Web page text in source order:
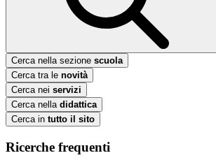
Cerca nella sezione scuola
Cerca tra le novità
Cerca nei servizi
Cerca nella didattica
Cerca in tutto il sito
Ricerche frequenti